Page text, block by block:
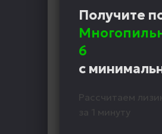
Получите
6
с
Рассчитаем
за 1 минуту